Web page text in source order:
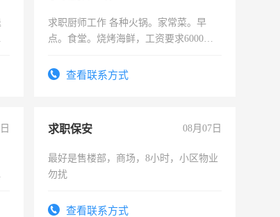
求职厨师工作 各种火锅。家常菜。早
点。食堂。烧烤海鲜，工资要求6000以
查看联系方式
求职保安 08月07日
最好是售楼部，商场，8小时，小区物业
勿扰
查看联系方式